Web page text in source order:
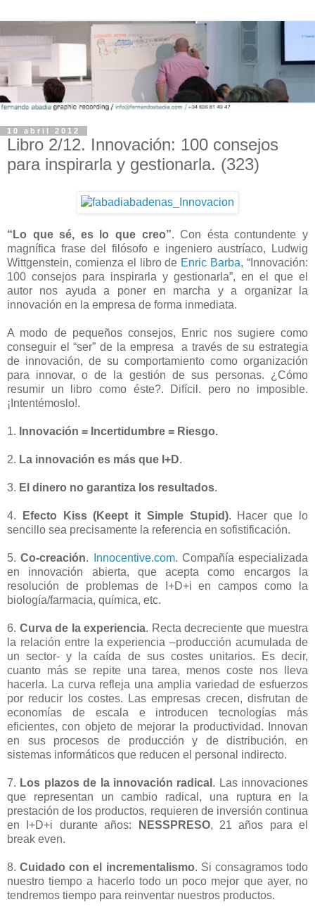
10 abril 2012
Libro 2/12. Innovación: 100 consejos
para inspirarla y gestionarla. (323)
“Lo que sé, es lo que creo”. Con ésta contundente y
magnífica frase del filósofo e ingeniero austríaco, Ludwig
Wittgenstein, comienza el libro de Enric Barba, “Innovación:
100 consejos para inspirarla y gestionarla”, en el que el
autor nos ayuda a poner en marcha y a organizar la
innovación en la empresa de forma inmediata.
A modo de pequeños consejos, Enric nos sugiere como
conseguir el “ser” de la empresa a través de su estrategia
de innovación, de su comportamiento como organización
para innovar, o de la gestión de sus personas. ¿Cómo
resumir un libro como éste?. Difícil. pero no imposible.
¡Intentémoslo!.
1. Innovación = Incertidumbre = Riesgo.
2. La innovación es más que I+D.
3. El dinero no garantiza los resultados.
4. Efecto Kiss (Keept it Simple Stupid). Hacer que lo
sencillo sea precisamente la referencia en sofistificación.
5.Co-creación. Innocentive.com. Compañía especializada
en innovación abierta, que acepta como encargos la
resolución de problemas de I+D+i en campos como la
biología/farmacia, química, etc.
6. Curva de la experiencia. Recta decreciente que muestra
la relación entre la experiencia –producción acumulada de
un sector- y la caída de sus costes unitarios. Es decir,
cuanto más se repite una tarea, menos coste nos lleva
hacerla. La curva refleja una amplia variedad de esfuerzos
por reducir los costes. Las empresas crecen, disfrutan de
economías de escala e introducen tecnologías más
eficientes, con objeto de mejorar la productividad. Innovan
en sus procesos de producción y de distribución, en
sistemas informáticos que reducen el personal indirecto.
7. Los plazos de la innovación radical . Las innovaciones
que representan un cambio radical, una ruptura en la
prestación de los productos, requieren de inversión continua
en I+D+i durante años:
NESSPRESO, 21 años para el
break even.
8.Cuidado con el incrementalismo. Si consagramos todo
nuestro tiempo a hacerlo todo un poco mejor que ayer, no
tendremos tiempo para reinventar nuestros productos.